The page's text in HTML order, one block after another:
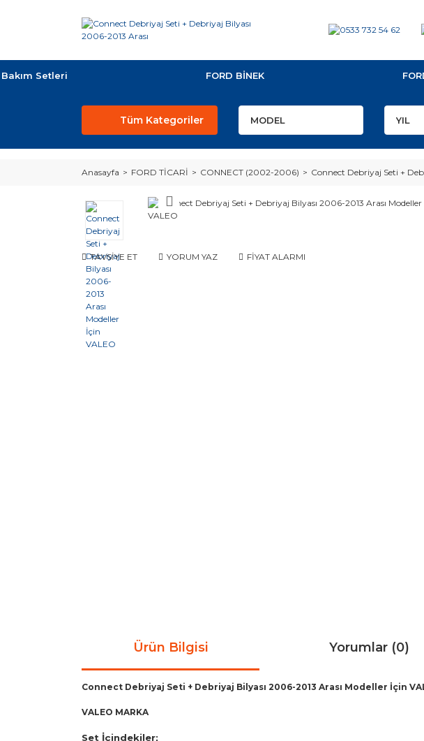
Bakım Setleri FORD BİNEK
Tüm Kategoriler
Anasayfa FORD TİCARİ CONNECT (2002-2006) Connect Debriyaj Seti +
TAVSİYE ET YORUM YAZ FİYAT ALARMI
Ürün Bilgisi Yorumlar (0)
Connect Debriyaj Seti + Debriyaj Bilyası 2006-2013 Arası Modeller İçin
VALEO MARKA
Set İçindekiler;